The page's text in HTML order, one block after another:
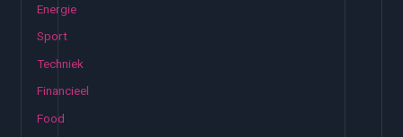
Energie
Sport
Techniek
Financieel
Food